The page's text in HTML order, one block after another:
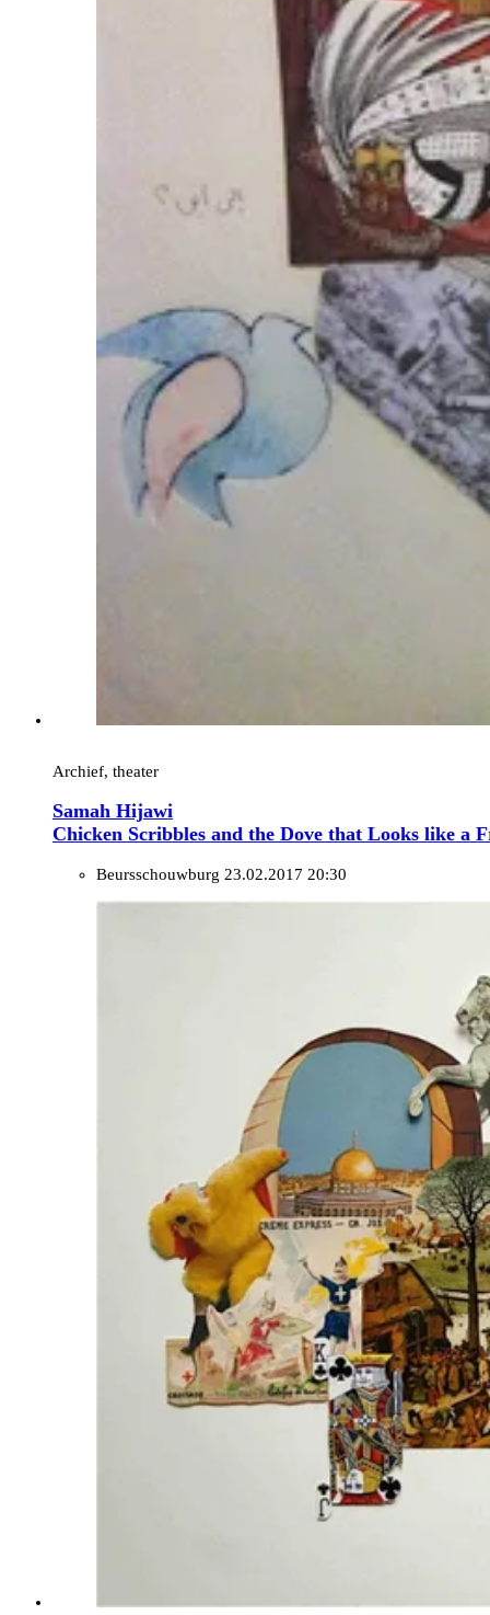
Archief, theater
Samah Hijawi
Chicken Scribbles and the Dove that Looks like a
Beursschouwburg 23.02.2017 20:30